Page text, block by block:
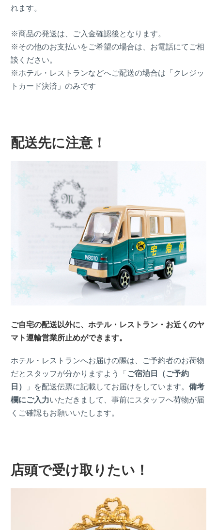
れます。
※商品の発送は、ご入金確認後となります。
※その他のお支払いをご希望の場合は、お電話にてご相
談ください。
※ホテル・レストランなどへご配送の場合は「クレジッ
トカード決済」のみです
配送先に注意！
ご自宅の配送以外に、ホテル・レストラン・お近くのヤ
マト運輸営業所止めができます。
ホテル・レストランへお届けの際は、ご予約者のお荷物
だとスタッフが分かりますよう「ご宿泊日（ご予約
日）
」を配送伝票に記載してお届けをしています。備考
欄にご入力いただきまして、事前にスタッフへ荷物が届
くご確認もお願いいたします。
店頭で受け取りたい！